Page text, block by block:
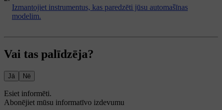
Izmantojiet instrumentus, kas paredzēti jūsu automašīnas
modelim.
Vai tas palīdzēja?
Jā Nē